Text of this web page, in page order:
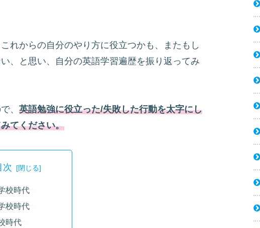
れからの自分のやり方に役立つかも、またもし
、と思い、自分の英語学習遍歴を振り返ってみ
、 英語勉強に役立った/失敗した行動を太字にし
てください。
次
校時代
校時代
時代